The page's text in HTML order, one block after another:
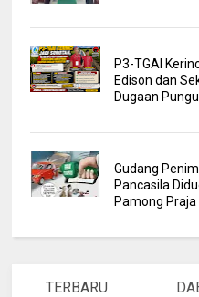
P3-TGAI
Edison dan
Dugaan
Gudang
Pancasila
Pamong
TERBARU